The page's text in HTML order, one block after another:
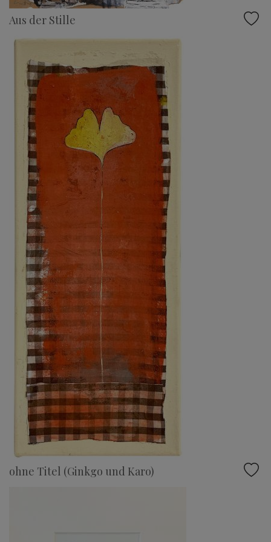
Aus der Stille
ohne Titel (Ginkgo und Karo)